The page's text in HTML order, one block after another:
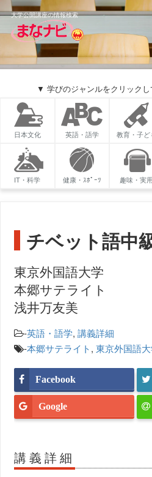
大学公開講座の情報検索
▼ 学びのジャンルをクリック
日本文化 英語・語学 教育・子ど
IT・科学 健康・ｽﾎﾟｰﾂ 趣味・実用
チベット語中
東京外国語大学
本郷サテライト
浅井万友美
-英語・語学,講義詳細
-本郷サテライト,東京外国語
Facebook
Google
講義詳細